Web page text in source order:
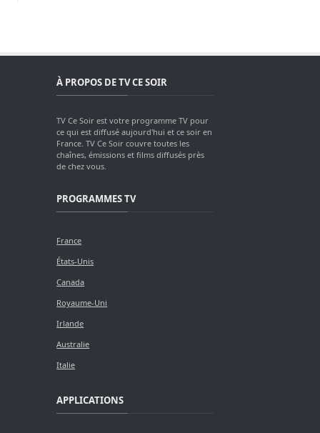
À PROPOS DE TV CE SOIR
TV Ce Soir est votre programme TV pour
ce qui est diffusé aujourd'hui et ce soir en
France. TV Ce Soir couvre toutes les
chaînes, émissions et films diffusés près
de chez vous.
PROGRAMMES TV
France
États-Unis
Canada
Royaume-Uni
Irlande
Australie
Italie
APPLICATIONS